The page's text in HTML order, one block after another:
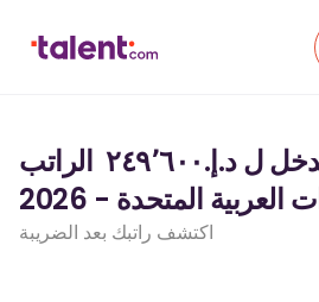
حاسبة ضريبة الدخل ل د.إ.‏٢٤٩٬٦٠٠ ‏ الراتب
المتحدة - 2026
اكتشف راتبك بعد الضريبة